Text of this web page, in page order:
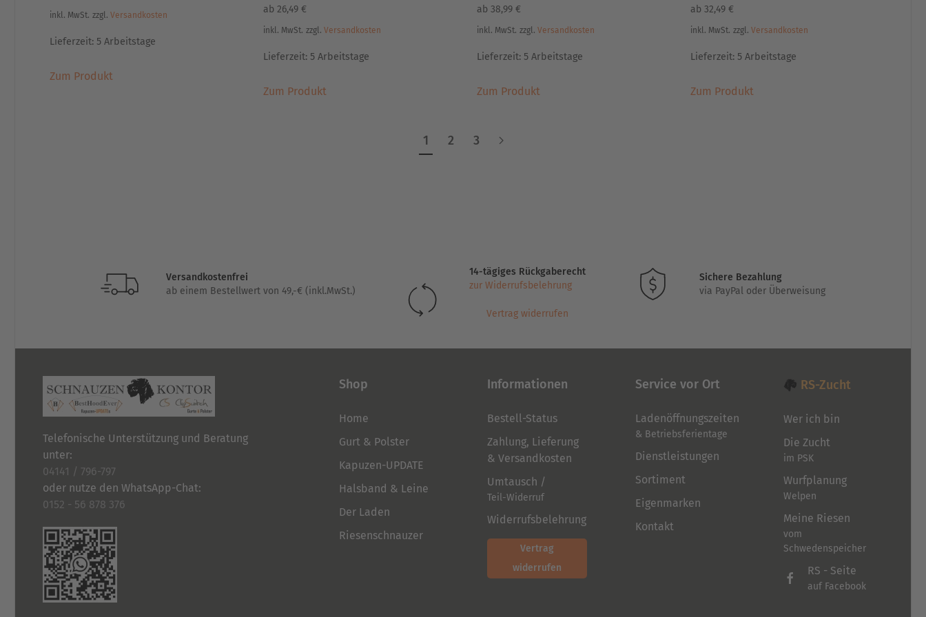
inkl. MwSt. zzgl. Versandkosten
Lieferzeit: 5 Arbeitstage
Zum ProduktProdukt
werden
ab 26,49 €
inkl. MwSt. zzgl. Versandkosten
Lieferzeit: 5 Arbeitstage
Zum ProduktProdukt
werden
ab 38,99 €
inkl. MwSt. zzgl. Versandkosten
Lieferzeit: 5 Arbeitstage
Zum ProduktProdukt
gewählt
werden
ab 32,49 €
inkl. MwSt. zzgl. Versandkosten
Lieferzeit: 5 Arbeitstage
Zum ProduktProdukt
gewählt
werden
1 2 3
Versandkostenfrei
ab einem Bestellwert von 49,-€ (inkl.MwSt.)
14-tägiges Rückgaberecht
zur Widerrufsbelehrung
Vertrag widerrufen
Sichere Bezahlung
via PayPal oder Überweisung
Telefonische Unterstützung und Beratung
unter:
04141 / 796-797
oder nutze den WhatsApp-Chat:
0152 - 56 878 376
Shop
Home
Gurt & Polster
Kapuzen-UPDATE
Halsband & Leine
Der Laden
Riesenschnauzer
Informationen
Bestell-Status
Zahlung, Lieferung
& Versandkosten
Umtausch /
Teil-Widerruf
Widerrufsbelehrung
Vertrag
widerrufen
Service vor Ort
Ladenöffnungszeiten
& Betriebsferientage
Dienstleistungen
Sortiment
Eigenmarken
Kontakt
RS-Zucht
Wer ich bin
Die Zucht
im PSK
Wurfplanung
Welpen
Meine Riesen
vom
Schwedenspeicher
RS - Seite
auf Facebook